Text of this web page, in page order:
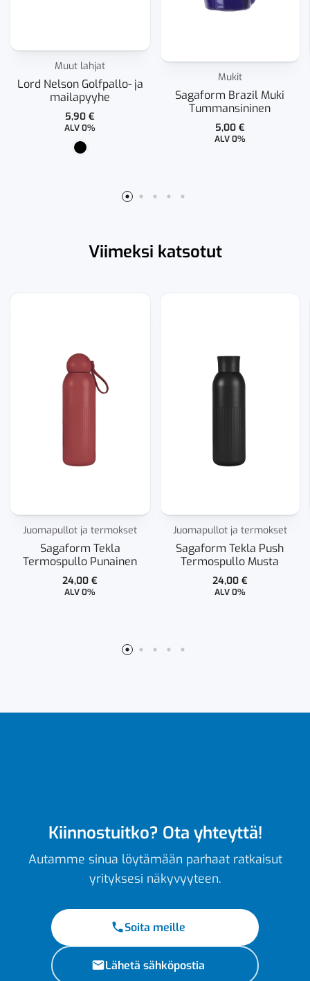
Muut lahjat
Lord Nelson Golfpallo- ja
mailapyyhe
5,90€
ALV 0%
Mukit
Sagaform Brazil Muki
Tummansininen
5,00 €
ALV 0%
Viimeksi katsotut
Juomapullot ja termokset
Sagaform Tekla
Termospullo Punainen
24,00€
ALV 0%
Juomapullot ja termokset
Sagaform Tekla Push
Termospullo Musta
24,00 €
ALV 0%
Kiinnostuitko? Ota yhteyttä!
Autamme sinua löytämään parhaat ratkaisut
yrityksesi näkyvyyteen.
Soita meille
Lähetä sähköpostia